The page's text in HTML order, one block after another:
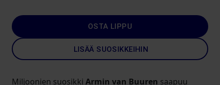
OSTA LIPPU
LISÄÄ SUOSIKKEIHIN
Miljoonien suosikki Armin van Buuren saapuu